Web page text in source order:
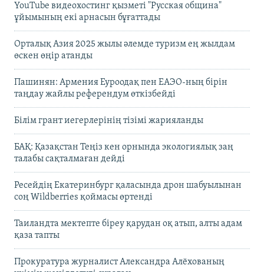
YouTube видеохостинг қызметі "Русская община"
ұйымының екі арнасын бұғаттады
Орталық Азия 2025 жылы әлемде туризм ең жылдам
өскен өңір атанды
Пашинян: Армения Еуроодақ пен ЕАЭО-ның бірін
таңдау жайлы референдум өткізбейді
Білім грант иегерлерінің тізімі жарияланды
БАҚ: Қазақстан Теңіз кен орнында экологиялық заң
талабы сақталмаған дейді
Ресейдің Екатеринбург қаласында дрон шабуылынан
соң Wildberries қоймасы өртенді
Таиландта мектепте біреу қарудан оқ атып, алты адам
қаза тапты
Прокуратура журналист Александра Алёхованың